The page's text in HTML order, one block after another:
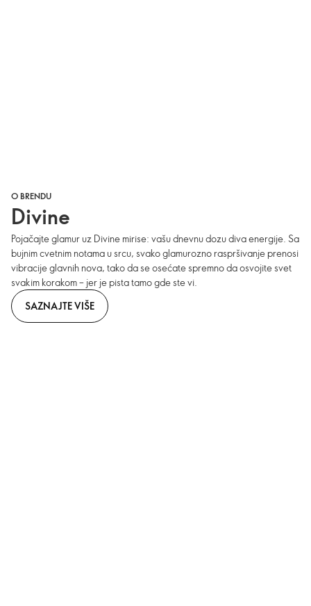
O BRENDU
Divine
Pojačajte glamur uz Divine mirise: vašu dnevnu dozu diva energije. Sa
bujnim cvetnim notama u srcu, svako glamurozno raspršivanje prenosi
vibracije glavnih nova, tako da se osećate spremno da osvojite svet
svakim korakom – jer je pista tamo gde ste vi.
SAZNAJTE VIŠE